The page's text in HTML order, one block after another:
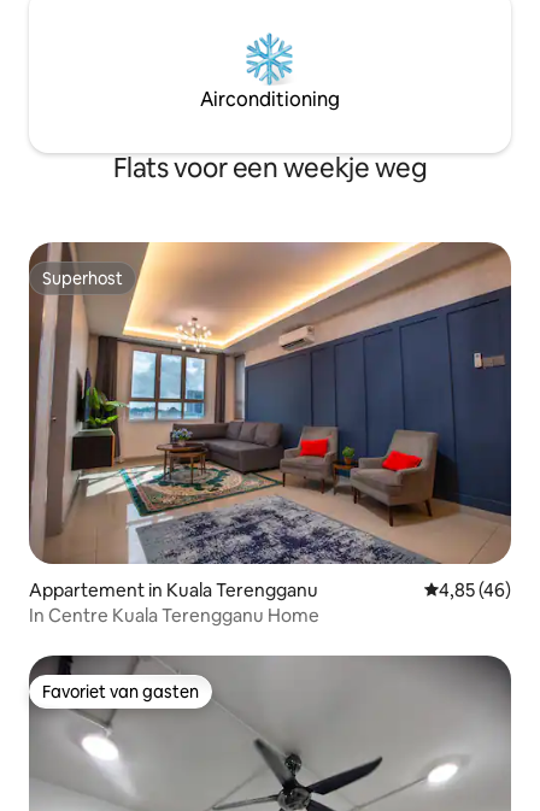
Airconditioning
Flats voor een weekje weg
Superhost
Superhost
Appartement in Kuala Terengganu Gemiddelde
4,85 (46)
In Centre Kuala Terengganu Home
Favoriet van gasten
Favoriet van gasten